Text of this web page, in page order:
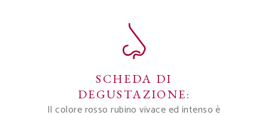
SCHEDA DI
DEGUSTAZIONE:
Il colore rosso rubino vivace ed intenso è